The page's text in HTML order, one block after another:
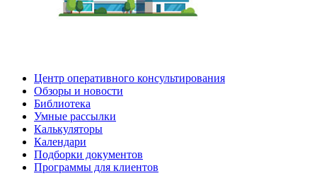
Центр оперативного консультирования
Обзоры и новости
Библиотека
Умные рассылки
Калькуляторы
Календари
Подборки документов
Программы для клиентов